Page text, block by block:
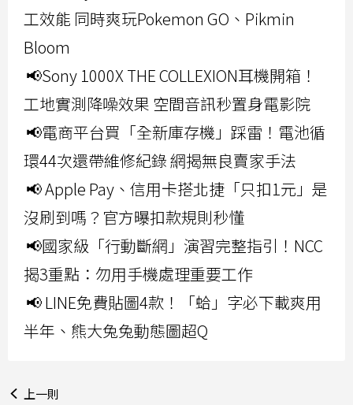
工效能 同時爽玩Pokemon GO、Pikmin
Bloom
📢Sony 1000X THE COLLEXION耳機開箱！
工地實測降噪效果 空間音訊秒置身電影院
📢電商平台買「全新庫存機」踩雷！電池循
環44次還帶維修紀錄 網揭無良賣家手法
📢 Apple Pay、信用卡搭北捷「只扣1元」是
沒刷到嗎？官方曝扣款規則秒懂
📢國家級「行動斷網」演習完整指引！NCC
揭3重點：勿用手機處理重要工作
📢 LINE免費貼圖4款！「蛤」字必下載爽用
半年、熊大兔兔動態圖超Q
上一則